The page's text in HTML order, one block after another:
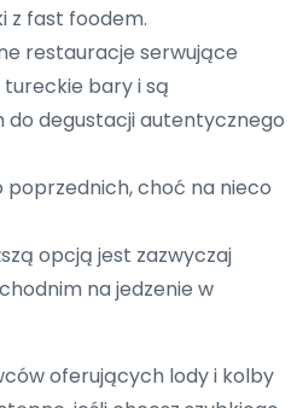
z fast foodem.
restauracje serwujące
bary i są
do degustacji autentycznego
poprzednich, choć na nieco
opcją jest zazwyczaj
na jedzenie w
oferujących lody i kolby